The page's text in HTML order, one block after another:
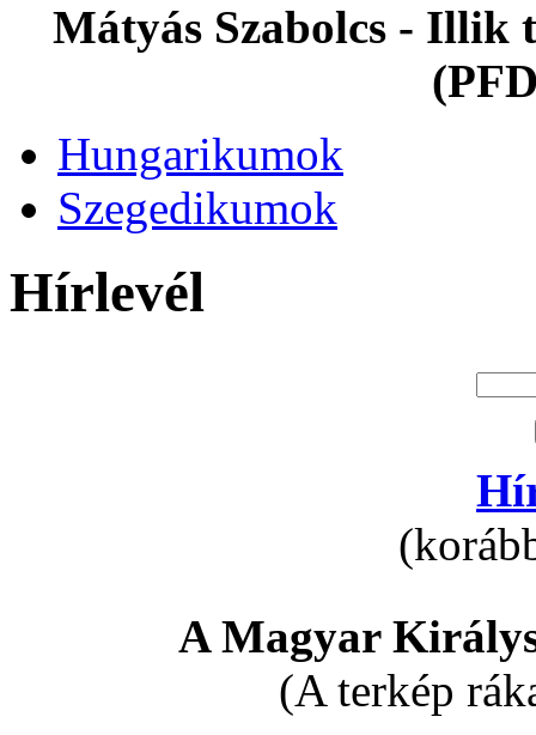
Mátyás Szabolcs - Illik
Hungarikumok
Szegedikumok
Hírlevél
A Magyar
(A terkép